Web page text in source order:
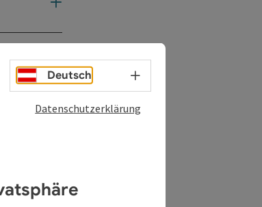
Deutsch Sprachwahl - Menü öffnen
Datenschutzerklärung